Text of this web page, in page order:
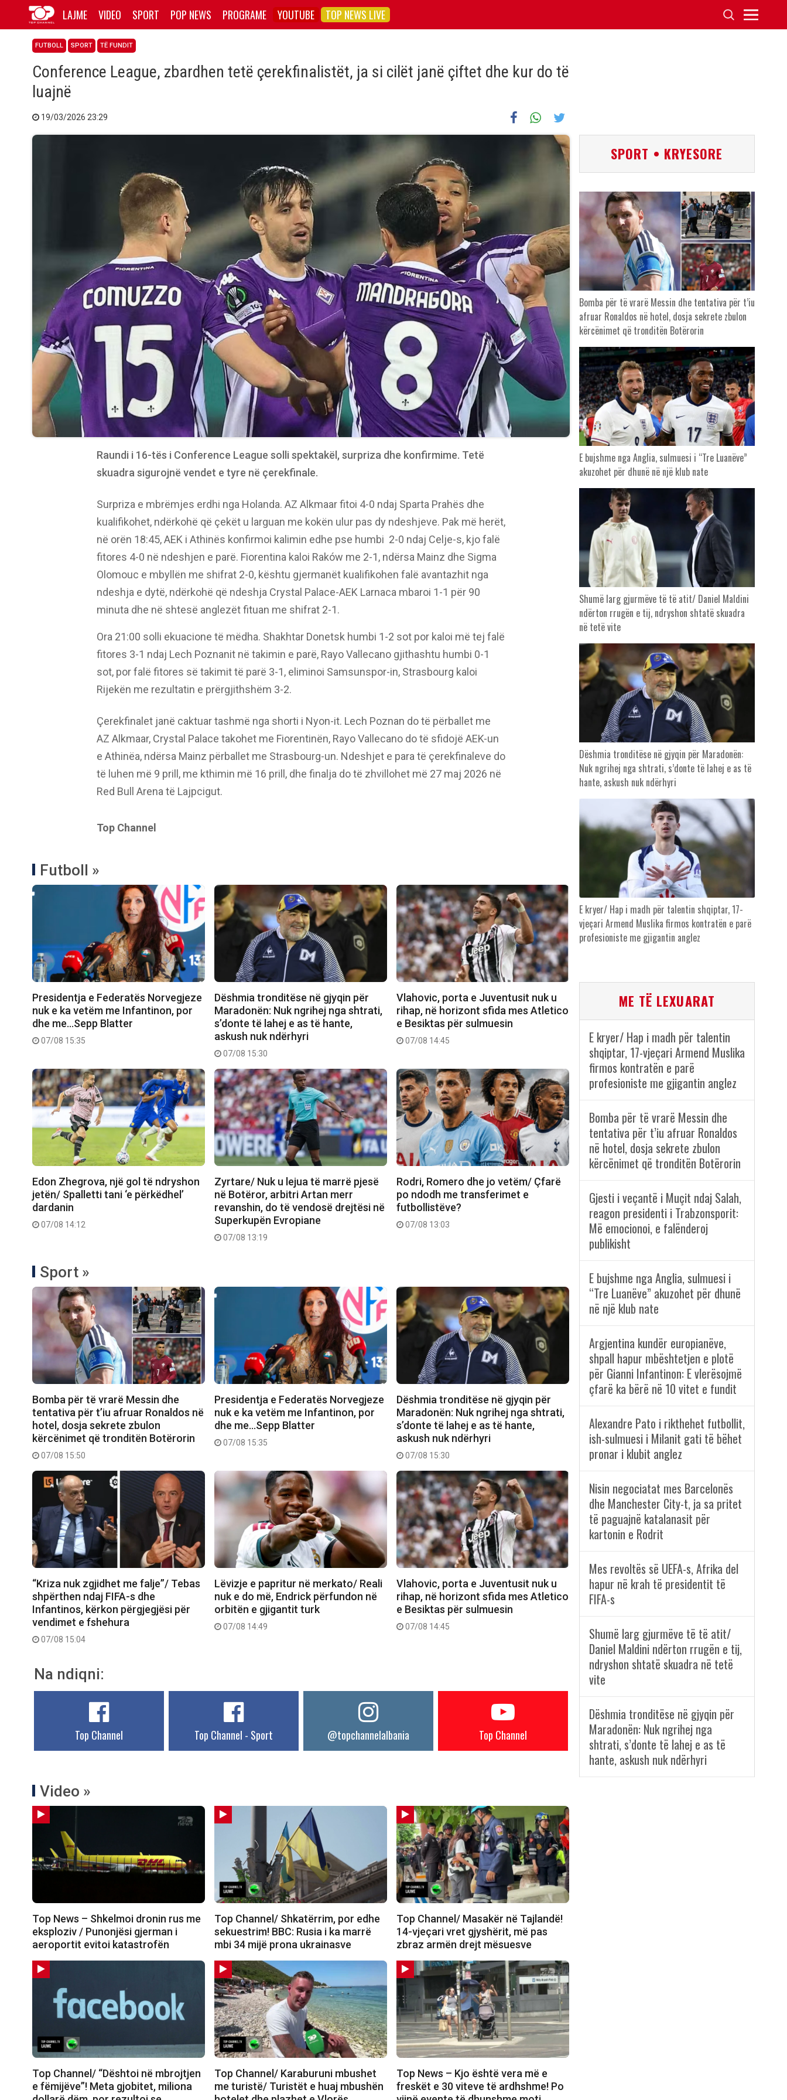
LAJME VIDEO SPORT POP NEWS PROGRAME YOUTUBE TOP NEWS LIVE
FUTBOLL SPORT TË FUNDIT
Conference League, zbardhen tetë çerekfinalistët, ja si cilët janë çiftet dhe kur do të
luajnë
19/03/2026 23:29
Raundi i 16-tës i Conference League solli spektakël, surpriza dhe konfirmime. Tetë
skuadra sigurojnë vendet e tyre në çerekfinale.
Surpriza e mbrëmjes erdhi nga Holanda. AZ Alkmaar fitoi 4-0 ndaj Sparta Prahës dhe
kualifikohet, ndërkohë që çekët u larguan me kokën ulur pas dy ndeshjeve. Pak më herët,
në orën 18:45, AEK i Athinës konfirmoi kalimin edhe pse humbi 2-0 ndaj Celje-s, kjo falë
fitores 4-0 në ndeshjen e parë. Fiorentina kaloi Raków me 2-1, ndërsa Mainz dhe Sigma
Olomouc e mbyllën me shifrat 2-0, kështu gjermanët kualifikohen falë avantazhit nga
ndeshja e dytë, ndërkohë që ndeshja Crystal Palace-AEK Larnaca mbaroi 1-1 për 90
minuta dhe në shtesë anglezët fituan me shifrat 2-1.
Ora 21:00 solli ekuacione të mëdha. Shakhtar Donetsk humbi 1-2 sot por kaloi më tej falë
fitores 3-1 ndaj Lech Poznanit në takimin e parë, Rayo Vallecano gjithashtu humbi 0-1
sot, por falë fitores së takimit të parë 3-1, eliminoi Samsunspor-in, Strasbourg kaloi
Rijekën me rezultatin e prërgjithshëm 3-2.
Çerekfinalet janë caktuar tashmë nga shorti i Nyon-it. Lech Poznan do të përballet me
AZ Alkmaar, Crystal Palace takohet me Fiorentinën, Rayo Vallecano do të sfidojë AEK-un
e Athinëa, ndërsa Mainz përballet me Strasbourg-un. Ndeshjet e para të çerekfinaleve do
të luhen më 9 prill, me kthimin më 16 prill, dhe finalja do të zhvillohet më 27 maj 2026 në
Red Bull Arena të Lajpcigut.
Top Channel
Futboll »
Presidentja e Federatës Norvegjeze
nuk e ka vetëm me Infantinon, por
dhe me…Sepp Blatter
07/08 15:35
Dëshmia tronditëse në gjyqin për
Maradonën: Nuk ngrihej nga shtrati,
s’donte të lahej e as të hante,
askush nuk ndërhyri
07/08 15:30
Vlahovic, porta e Juventusit nuk u
rihap, në horizont sfida mes Atletico
e Besiktas për sulmuesin
07/08 14:45
Edon Zhegrova, një gol të ndryshon
jetën/ Spalletti tani ‘e përkëdhel’
dardanin
07/08 14:12
Zyrtare/ Nuk u lejua të marrë pjesë
në Botëror, arbitri Artan merr
revanshin, do të vendosë drejtësi në
Superkupën Evropiane
07/08 13:19
Rodri, Romero dhe jo vetëm/ Çfarë
po ndodh me transferimet e
futbollistëve?
07/08 13:03
Sport »
Bomba për të vrarë Messin dhe
tentativa për t’iu afruar Ronaldos në
hotel, dosja sekrete zbulon
kërcënimet që tronditën Botërorin
07/08 15:50
Presidentja e Federatës Norvegjeze
nuk e ka vetëm me Infantinon, por
dhe me…Sepp Blatter
07/08 15:35
Dëshmia tronditëse në gjyqin për
Maradonën: Nuk ngrihej nga shtrati,
s’donte të lahej e as të hante,
askush nuk ndërhyri
07/08 15:30
“Kriza nuk zgjidhet me falje”/ Tebas
shpërthen ndaj FIFA-s dhe
Infantinos, kërkon përgjegjësi për
vendimet e fshehura
07/08 15:04
Lëvizje e papritur në merkato/ Reali
nuk e do më, Endrick përfundon në
orbitën e gjigantit turk
07/08 14:49
Vlahovic, porta e Juventusit nuk u
rihap, në horizont sfida mes Atletico
e Besiktas për sulmuesin
07/08 14:45
Na ndiqni:
Top Channel Top Channel - Sport @topchannelalbania Top Channel
Video »
Top News – Shkelmoi dronin rus me
eksploziv / Punonjësi gjerman i
aeroportit evitoi katastrofën
Top Channel/ Shkatërrim, por edhe
sekuestrim! BBC: Rusia i ka marrë
mbi 34 mijë prona ukrainasve
Top Channel/ Masakër në Tajlandë!
14-vjeçari vret gjyshërit, më pas
zbraz armën drejt mësuesve
Top Channel/ “Dështoi në mbrojtjen
e fëmijëve”! Meta gjobitet, miliona
Top Channel/ Karaburuni mbushet
me turistë/ Turistët e huaj mbushën
Top News – Kjo është vera më e
freskët e 30 viteve të ardhshme! Po
SPORT • KRYESORE
Bomba për të vrarë Messin dhe tentativa për t’iu
afruar Ronaldos në hotel, dosja sekrete zbulon
kërcënimet që tronditën Botërorin
E bujshme nga Anglia, sulmuesi i “Tre Luanëve”
akuzohet për dhunë në një klub nate
Shumë larg gjurmëve të të atit/ Daniel Maldini
ndërton rrugën e tij, ndryshon shtatë skuadra
në tetë vite
Dëshmia tronditëse në gjyqin për Maradonën:
Nuk ngrihej nga shtrati, s’donte të lahej e as të
hante, askush nuk ndërhyri
E kryer/ Hap i madh për talentin shqiptar, 17-
vjeçari Armend Muslika firmos kontratën e parë
profesioniste me gjigantin anglez
ME TË LEXUARAT
E kryer/ Hap i madh për talentin
shqiptar, 17-vjeçari Armend Muslika
firmos kontratën e parë
profesioniste me gjigantin anglez
Bomba për të vrarë Messin dhe
tentativa për t’iu afruar Ronaldos
në hotel, dosja sekrete zbulon
kërcënimet që tronditën Botërorin
Gjesti i veçantë i Muçit ndaj Salah,
reagon presidenti i Trabzonsporit:
Më emocionoi, e falënderoj
publikisht
E bujshme nga Anglia, sulmuesi i
“Tre Luanëve” akuzohet për dhunë
në një klub nate
Argjentina kundër europianëve,
shpall hapur mbështetjen e plotë
për Gianni Infantinon: E vlerësojmë
çfarë ka bërë në 10 vitet e fundit
Alexandre Pato i rikthehet futbollit,
ish-sulmuesi i Milanit gati të bëhet
pronar i klubit anglez
Nisin negociatat mes Barcelonës
dhe Manchester City-t, ja sa pritet
të paguajnë katalanasit për
kartonin e Rodrit
Mes revoltës së UEFA-s, Afrika del
hapur në krah të presidentit të
FIFA-s
Shumë larg gjurmëve të të atit/
Daniel Maldini ndërton rrugën e tij,
ndryshon shtatë skuadra në tetë
vite
Dëshmia tronditëse në gjyqin për
Maradonën: Nuk ngrihej nga
shtrati, s’donte të lahej e as të
hante, askush nuk ndërhyri